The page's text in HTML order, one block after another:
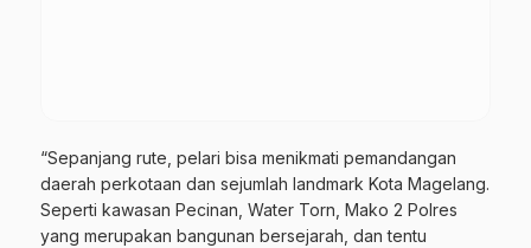
“Sepanjang rute, pelari bisa menikmati pemandangan
daerah perkotaan dan sejumlah landmark Kota Magelang.
Seperti kawasan Pecinan, Water Torn, Mako 2 Polres
yang merupakan bangunan bersejarah, dantentu